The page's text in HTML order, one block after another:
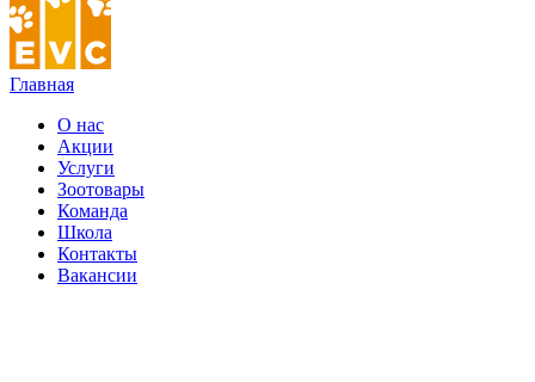
Главная
О нас
Акции
Услуги
Зоотовары
Команда
Школа
Контакты
Вакансии